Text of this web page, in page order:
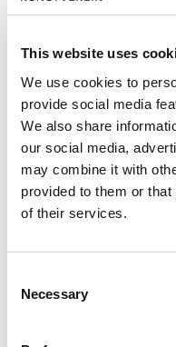
This website uses
We use cookies to
provide social media
We also share
our social media,
may combine it with
provided to them or
of their services.
Necessary
Anlässe. Ob
Sie Ihren Gästen
einer besonderen
bieten Platz für bis
mieten Sie den
Besprechungen.
Frankfurter
und
Öffnungszeiten